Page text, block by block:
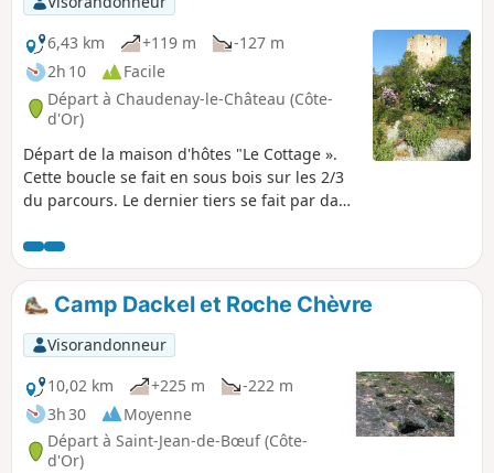
6,43 km
+119 m
-127 m
2h 10
Facile
Départ à Chaudenay-le-Château (Côte-
d'Or)
Départ de la maison d'hôtes "Le Cottage ».
Cette boucle se fait en sous bois sur les 2/3
du parcours. Le dernier tiers se fait par dans
être évité (voir description). Balade agréable
ou vous pourrez croiser des biches ou des
chevreuils si vous restez discret et
observateur.
Camp Dackel et Roche Chèvre
Visorandonneur
10,02 km
+225 m
-222 m
3h 30
Moyenne
Départ à Saint-Jean-de-Bœuf (Côte-
d'Or)